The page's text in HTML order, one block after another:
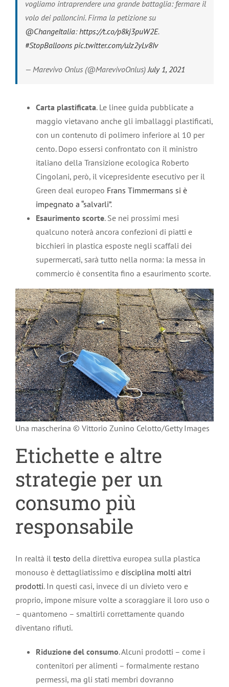
vogliamo intraprendere una grande battaglia: fermare il
volo dei palloncini. Firma la petizione su
@ChangeItalia:https://t.co/p8kj3puW2E.
#StopBalloons pic.twitter.com/uJz2yLv8Iv
— Marevivo Onlus (@MarevivoOnlus)July 1, 2021
Carta plastificata. Le linee guida pubblicate a
maggio vietavano anche gli imballaggi plastificati,
con un contenuto di polimero inferiore al 10 per
cento. Dopo essersi confrontato con il ministro
italiano della Transizione ecologica Roberto
Cingolani, però, il vicepresidente esecutivo per il
Green deal europeo Frans Timmermans si è
impegnato a “salvarli”.
Esaurimento scorte. Se nei prossimi mesi
qualcuno noterà ancora confezioni di piatti e
bicchieri in plastica esposte negli scaffali dei
supermercati, sarà tutto nella norma: la messa in
commercio è consentita fino a esaurimento scorte.
Una mascherina © Vittorio Zunino Celotto/Getty Images
Etichette e altre
strategie per un
consumo più
responsabile
In realtà il testo della direttiva europea sulla plastica
monouso è dettagliatissimo e disciplina molti altri
prodotti. In questi casi, invece di un divieto vero e
proprio, impone misure volte a scoraggiare il loro uso o
– quantomeno – smaltirli correttamente quando
diventano rifiuti.
Riduzione del consumo. Alcuni prodotti – come i
contenitori per alimenti – formalmente restano
permessi, ma gli stati membri dovranno